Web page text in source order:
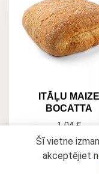
ITĀĻU MAIZE
BOCATTA
1,04€
PIEVIENOT
Šī vietne
akceptējiet